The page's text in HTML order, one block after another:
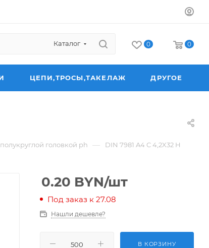
Каталог 0 0
ЦЕПИ,ТРОСЫ,ТАКЕЛАЖ ДРУГОЕ
головкой ph — DIN 7981 A4 C 4,2X32 H
0.20 BYN/шт
Под заказ к 27.08
Нашли дешевле?
В КОРЗИНУ